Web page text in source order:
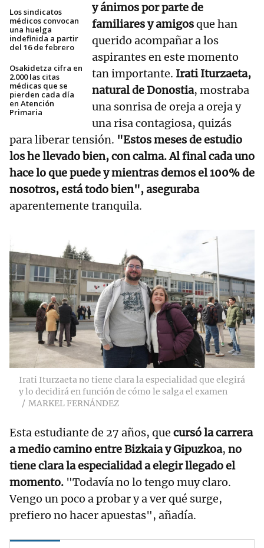
Los sindicatos
médicos convocan
una huelga
indefinida a partir
del 16 de febrero
Osakidetza cifra en
2.000 las citas
médicas que se
pierden cada día
en Atención
Primaria
y ánimos por parte de
familiares y amigosque han
querido acompañar a los
aspirantes en este momento
tan importante. Irati Iturzaeta,
natural de Donostia, mostraba
una sonrisa de oreja a oreja y
una risa contagiosa, quizás
para liberar tensión. "Estos meses de estudio
los he llevado bien, con calma. Al final cada uno
hace lo que puede y mientras demos el 100% de
nosotros, está todo bien", aseguraba
aparentemente tranquila.
Irati Iturzaeta no tiene clara la especialidad que elegirá
y lo decidirá en función de cómo le salga el examen
MARKEL FERNÁNDEZ
Esta estudiante de 27 años, que cursó la carrera
a medio camino entre Bizkaia y Gipuzkoa, no
tiene clara la especialidad a elegir llegado el
momento. "Todavía no lo tengo muy claro.
Vengo un poco a probar y a ver qué surge,
prefiero no hacer apuestas", añadía.